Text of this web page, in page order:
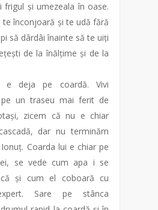
și umezeala în oase.
te înconjoară și te udă fără
să dârdâi înainte să te uiți
de la înălțime și de la
e deja pe coardă. Vivi
un traseu mai ferit de
zicem că nu e chiar
dar nu terminăm
Coarda lui e chiar pe
se vede cum apa i se
și cum el coboară cu
Sare pe stânca